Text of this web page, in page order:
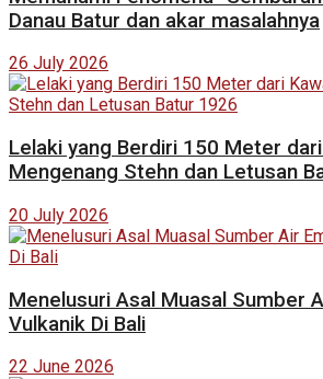
Danau Batur dan akar masalahnya
26 July 2026
Lelaki yang Berdiri 150 Meter dari
Mengenang Stehn dan Letusan
20 July 2026
Menelusuri Asal Muasal Sumber
Vulkanik Di Bali
22 June 2026